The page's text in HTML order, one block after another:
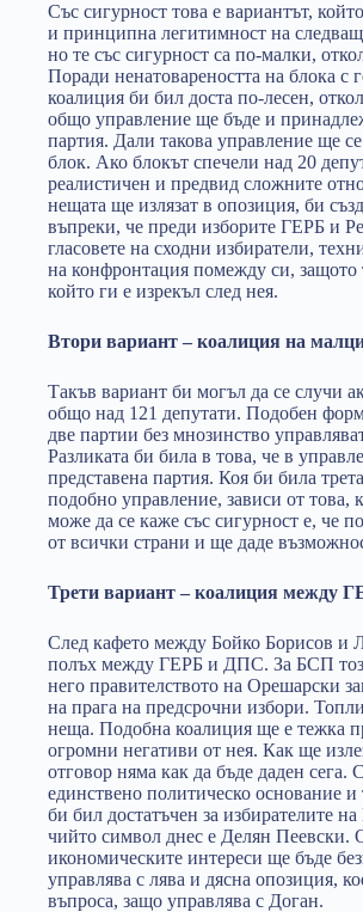
Със сигурност това е вариантът,
и принципна легитимност на
но те със сигурност са по-малки,
Поради ненатовареността на блока с
коалиция би бил доста по-лесен,
общо управление ще бъде и
партия. Дали такова управление ще
блок. Ако блокът спечели над 20
реалистичен и предвид сложните
нещата ще излязат в опозиция, би
въпреки, че преди изборите ГЕРБ и
гласовете на сходни избиратели,
на конфронтация помежду си, защото
който ги е изрекъл след нея.
Втори вариант – коалиция на
Такъв вариант би могъл да се случи
общо над 121 депутати. Подобен
две партии без мнозинство
Разликата би била в това, че в
представена партия. Коя би била
подобно управление, зависи от това,
може да се каже със сигурност е, че
от всички страни и ще даде
Трети вариант – коалиция между
След кафето между Бойко Борисов и
полъх между ГЕРБ и ДПС. За БСП този
него правителството на Орешарски
на прага на предсрочни избори.
неща. Подобна коалиция ще е тежка
огромни негативи от нея. Как ще
отговор няма как да бъде даден
единствено политическо основание
би бил достатъчен за избирателите
чийто символ днес е Делян Пеевски.
икономическите интереси ще бъде
управлява с лява и дясна опозиция,
въпроса, защо управлява с Доган.